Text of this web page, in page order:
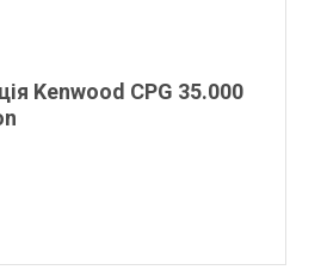
Kenwood CPG 35.000